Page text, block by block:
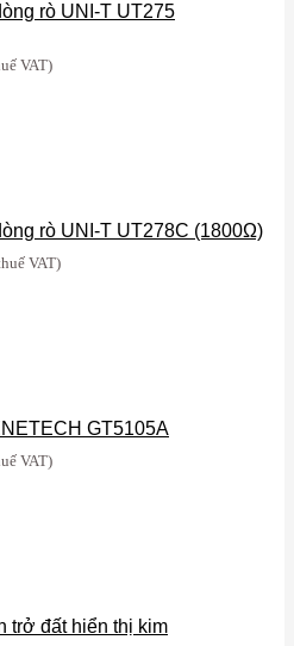
rò UNI-T UT275
VAT)
rò UNI-T UT278C (1800Ω)
VAT)
GT5105A
VAT)
trở đất hiển thị kim